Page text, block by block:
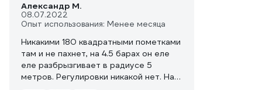
Александр М.
08.07.2022
Опыт использования: Менее месяца
Никакими 180 квадратными пометками
там и не пахнет, на 4.5 барах он еле
еле разбрызгивает в радиусе 5
метров. Регулировки никакой нет. На